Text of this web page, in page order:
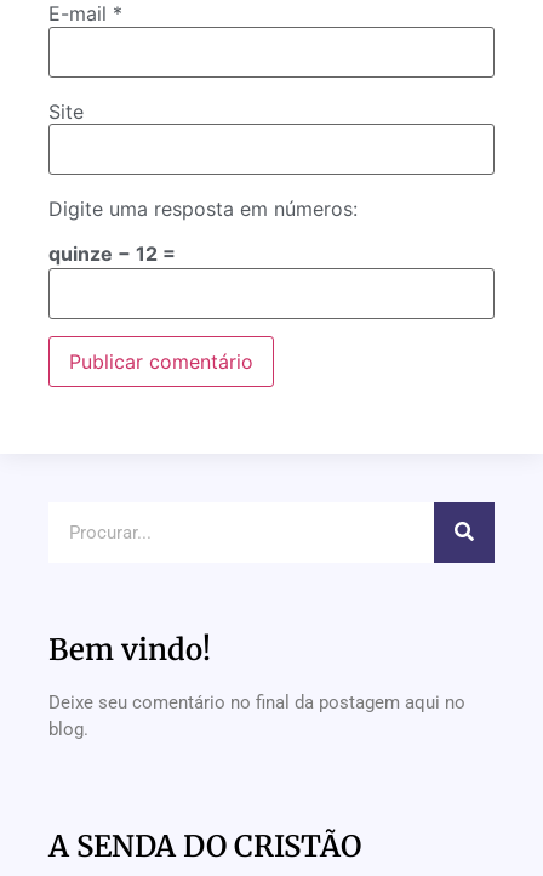
E-mail *
Site
Digite uma resposta em números:
quinze − 12 =
Bem vindo!
Deixe seu comentário no final da postagem aqui no
blog.
A SENDA DO CRISTÃO